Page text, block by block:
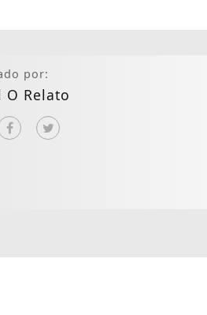
por:
O Relato